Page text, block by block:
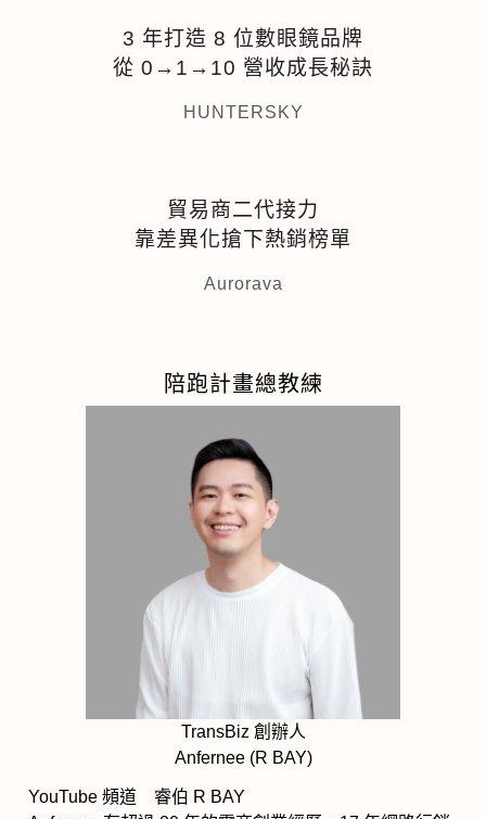
3 年打造 8 位數眼鏡品牌
從 0→1→10 營收成長秘訣
HUNTERSKY
貿易商二代接力
靠差異化搶下熱銷榜單
Aurorava
陪跑計畫總教練
TransBiz 創辦人
Anfernee (R BAY)
YouTube 頻道 睿伯 R BAY